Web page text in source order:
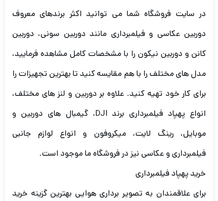
در سایت فروشگاه شما می توانید اکثر برندهای معروف
دوربین عکاسی و فیلمبرداری مانند دوربین سونی، دوربین
کانن و دوربین نیکون را با مشخصات کامل مشاهده فرمایید،
مدل های مختلف را با هم مقایسه کنید تا بهترین تجهیزات را
برای کار خود تهیه کنید. علاوه بر دوربین و لنز های مختلف،
انواع پهپاد فیلمبرداری برند DJI، گیمبال های دوربین و
موبایل، رینگ لایت، میکروفون و انواع لوازم جانبی
فیلمبرداری و عکاسی نیز در فروشگاه ما موجود است.
خرید پهپاد فیلمبرداری
برای علاقمندان به تصویر برداری هوایی بهترین گزینه خرید